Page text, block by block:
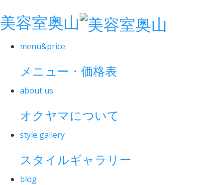
美容室奥山
menu&price
メニュー・価格表
about us
オクヤマについて
style gallery
スタイルギャラリー
blog